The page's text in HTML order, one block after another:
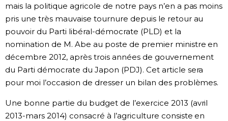
mais la politique agricole de notre pays n’en a pas moins
pris une très mauvaise tournure depuis le retour au
pouvoir du Parti libéral-démocrate (PLD) et la
nomination de M. Abe au poste de premier ministre en
décembre 2012, après trois années de gouvernement
du Parti démocrate du Japon (PDJ). Cet article sera
pour moi l’occasion de dresser un bilan des problèmes.
Une bonne partie du budget de l’exercice 2013 (avril
2013-mars 2014) consacré à l’agriculture consiste en